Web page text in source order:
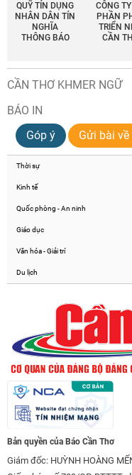
QUỸ TÍN DỤNG
NHÂN DÂN TÍN
NGHĨA
THÔNG BÁO
CÔNG
PHẦN
TRIỂN
CẦN
CẦN THƠ KHMER NGỮ
BÁO IN
Góp ý
Gửi bài
Thời sự
Kinh tế
Quốc phòng - An ninh
Giáo dục
Văn hóa - Giải trí
Du lịch
Bản quyền của Báo Cần Thơ
Giám đốc: HUỲNH HOÀNG